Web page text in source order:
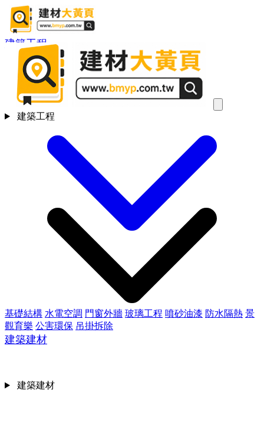
建築工程
基礎結構 水電空調 門窗外牆 玻璃工程 噴砂油漆 防水隔熱 景
觀育樂 公害環保 吊掛拆除
建築建材
建築工程
建築建材